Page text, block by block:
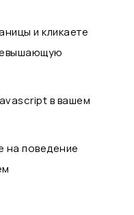
и кликаете
в вашем
на поведение